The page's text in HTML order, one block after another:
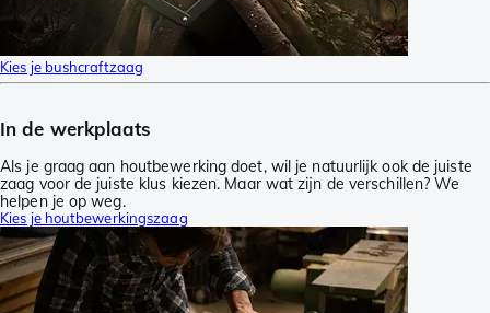
Kies je bushcraftzaag
In de werkplaats
Als je graag aan houtbewerking doet, wil je natuurlijk ook de juiste
zaag voor de juiste klus kiezen. Maar wat zijn de verschillen? We
helpen je op weg.
Kies je houtbewerkingszaag